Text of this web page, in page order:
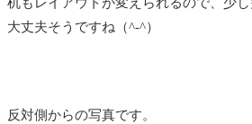
大丈夫そうですね（^-^）
反対側からの写真です。